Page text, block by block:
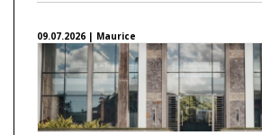
09.07.2026 | Maurice